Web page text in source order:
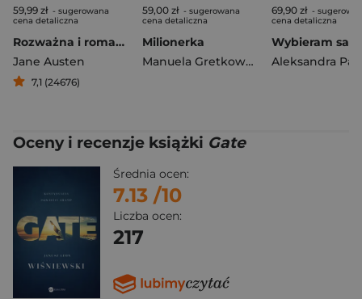
59,99 zł - sugerowana
cena detaliczna
Rozważna i romantyczna
Jane Austen
7,1 (24676)
59,00 zł - sugerowana
cena detaliczna
Milionerka
Manuela Gretkowska
69,90 zł -
cena detaliczna
Aleksandra
Oceny i recenzje książki Gate
Średnia ocen:
7.13 /10
Liczba ocen:
217